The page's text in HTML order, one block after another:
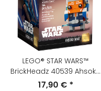
LEGO® STAR WARS™
BrickHeadz 40539 Ahsoka
Tano™ #150
17,90 € *